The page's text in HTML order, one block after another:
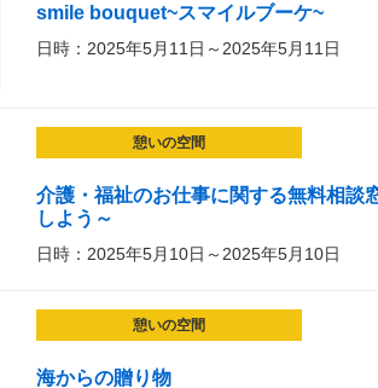
smile bouquet~スマイルブーケ~
日時：2025年5月11日～2025年5月11日
憩いの空間
介護・福祉のお仕事に関する無料相談
しよう～
日時：2025年5月10日～2025年5月10日
憩いの空間
海からの贈り物